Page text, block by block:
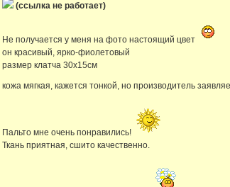
(ссылка не работает)
Не получается у меня на фото настоящий цвет
он красивый, ярко-фиолетовый
размер клатча 30x15см
кожа мягкая, кажется тонкой, но производитель
Пальто мне очень понравились!
Ткань приятная, сшито качественно.